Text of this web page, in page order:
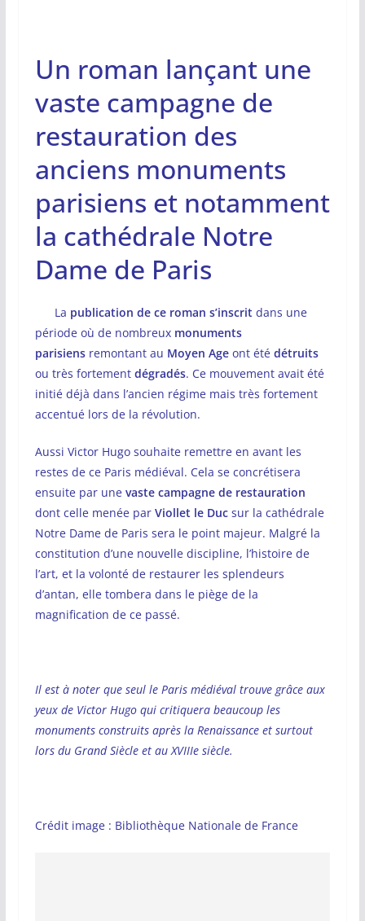
Un roman lançant une
vaste campagne de
restauration des
anciens monuments
parisiens et notamment
la cathédrale Notre
Dame de Paris
La publication de ce roman s’inscrit dans une
période où de nombreuxmonuments
parisiensremontant au Moyen Ageont été détruits
ou très fortement dégradés. Ce mouvement avait été
initié déjà dans l’ancien régime mais très fortement
accentué lors de la révolution.
Aussi Victor Hugo souhaite remettre en avant les
restes de ce Paris médiéval. Cela se concrétisera
ensuite par une vaste campagne de restauration
dont celle menée par Viollet le Ducsur la cathédrale
Notre Dame de Paris sera le point majeur. Malgré la
constitution d’une nouvelle discipline, l’histoire de
l’art, et la volonté de restaurer les splendeurs
d’antan, elle tombera dans le piège de la
magnification de ce passé.
Il est à noter que seul le Paris médiéval trouve grâce aux
yeux de Victor Hugo qui critiquera beaucoup les
monuments construits après la Renaissance et surtout
lors du Grand Siècle et au XVIIIe siècle.
Crédit image : Bibliothèque Nationale de France